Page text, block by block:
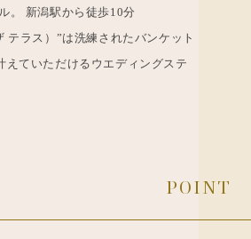
。 新潟駅から徒歩10分
テラス）”は洗練されたバンケット
ていただけるウエディングステ
POINT